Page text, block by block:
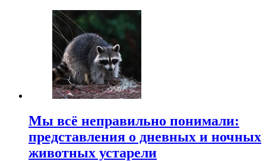
Мы всё неправильно понимали:
представления о дневных и ночных
животных устарели